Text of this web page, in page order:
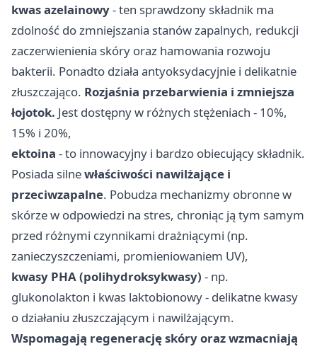
kwas azelainowy- ten sprawdzony składnik ma
zdolność do zmniejszania stanów zapalnych, redukcji
zaczerwienienia skóry oraz hamowania rozwoju
bakterii. Ponadto działa antyoksydacyjnie i delikatnie
złuszczająco. Rozjaśnia przebarwienia i zmniejsza
łojotok. Jest dostępny w różnych stężeniach - 10%,
15% i 20%,
ektoina - to innowacyjny i bardzo obiecujący składnik.
Posiada silnewłaściwości nawilżające i
przeciwzapalne. Pobudza mechanizmy obronne w
skórze w odpowiedzi na stres, chroniąc ją tym samym
przed różnymi czynnikami drażniącymi (np.
zanieczyszczeniami, promieniowaniem UV),
kwasy PHA (polihydroksykwasy) - np.
glukonolakton i kwas laktobionowy - delikatne kwasy
o działaniu złuszczającym i nawilżającym.
Wspomagają regenerację skóry oraz wzmacniają